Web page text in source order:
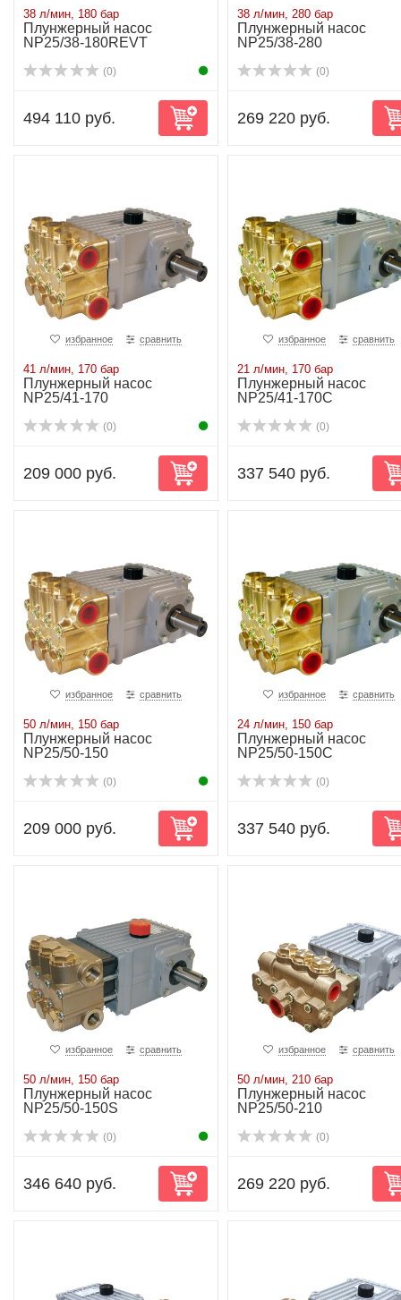
38 л/мин, 180 бар
Плунжерный насос
NP25/38-180REVT
(0)
494 110 руб.
38 л/мин, 280 бар
Плунжерный насос
NP25/38-280
(0)
269 220 руб.
избранное сравнить
41 л/мин, 170 бар
Плунжерный насос
NP25/41-170
(0)
209 000 руб.
избранное сравнить
21 л/мин, 170 бар
Плунжерный насос
NP25/41-170C
(0)
337 540 руб.
избранное сравнить
50 л/мин, 150 бар
Плунжерный насос
NP25/50-150
(0)
209 000 руб.
избранное сравнить
24 л/мин, 150 бар
Плунжерный насос
NP25/50-150C
(0)
337 540 руб.
избранное сравнить
50 л/мин, 150 бар
Плунжерный насос
NP25/50-150S
(0)
346 640 руб.
избранное сравнить
50 л/мин, 210 бар
Плунжерный насос
NP25/50-210
(0)
269 220 руб.